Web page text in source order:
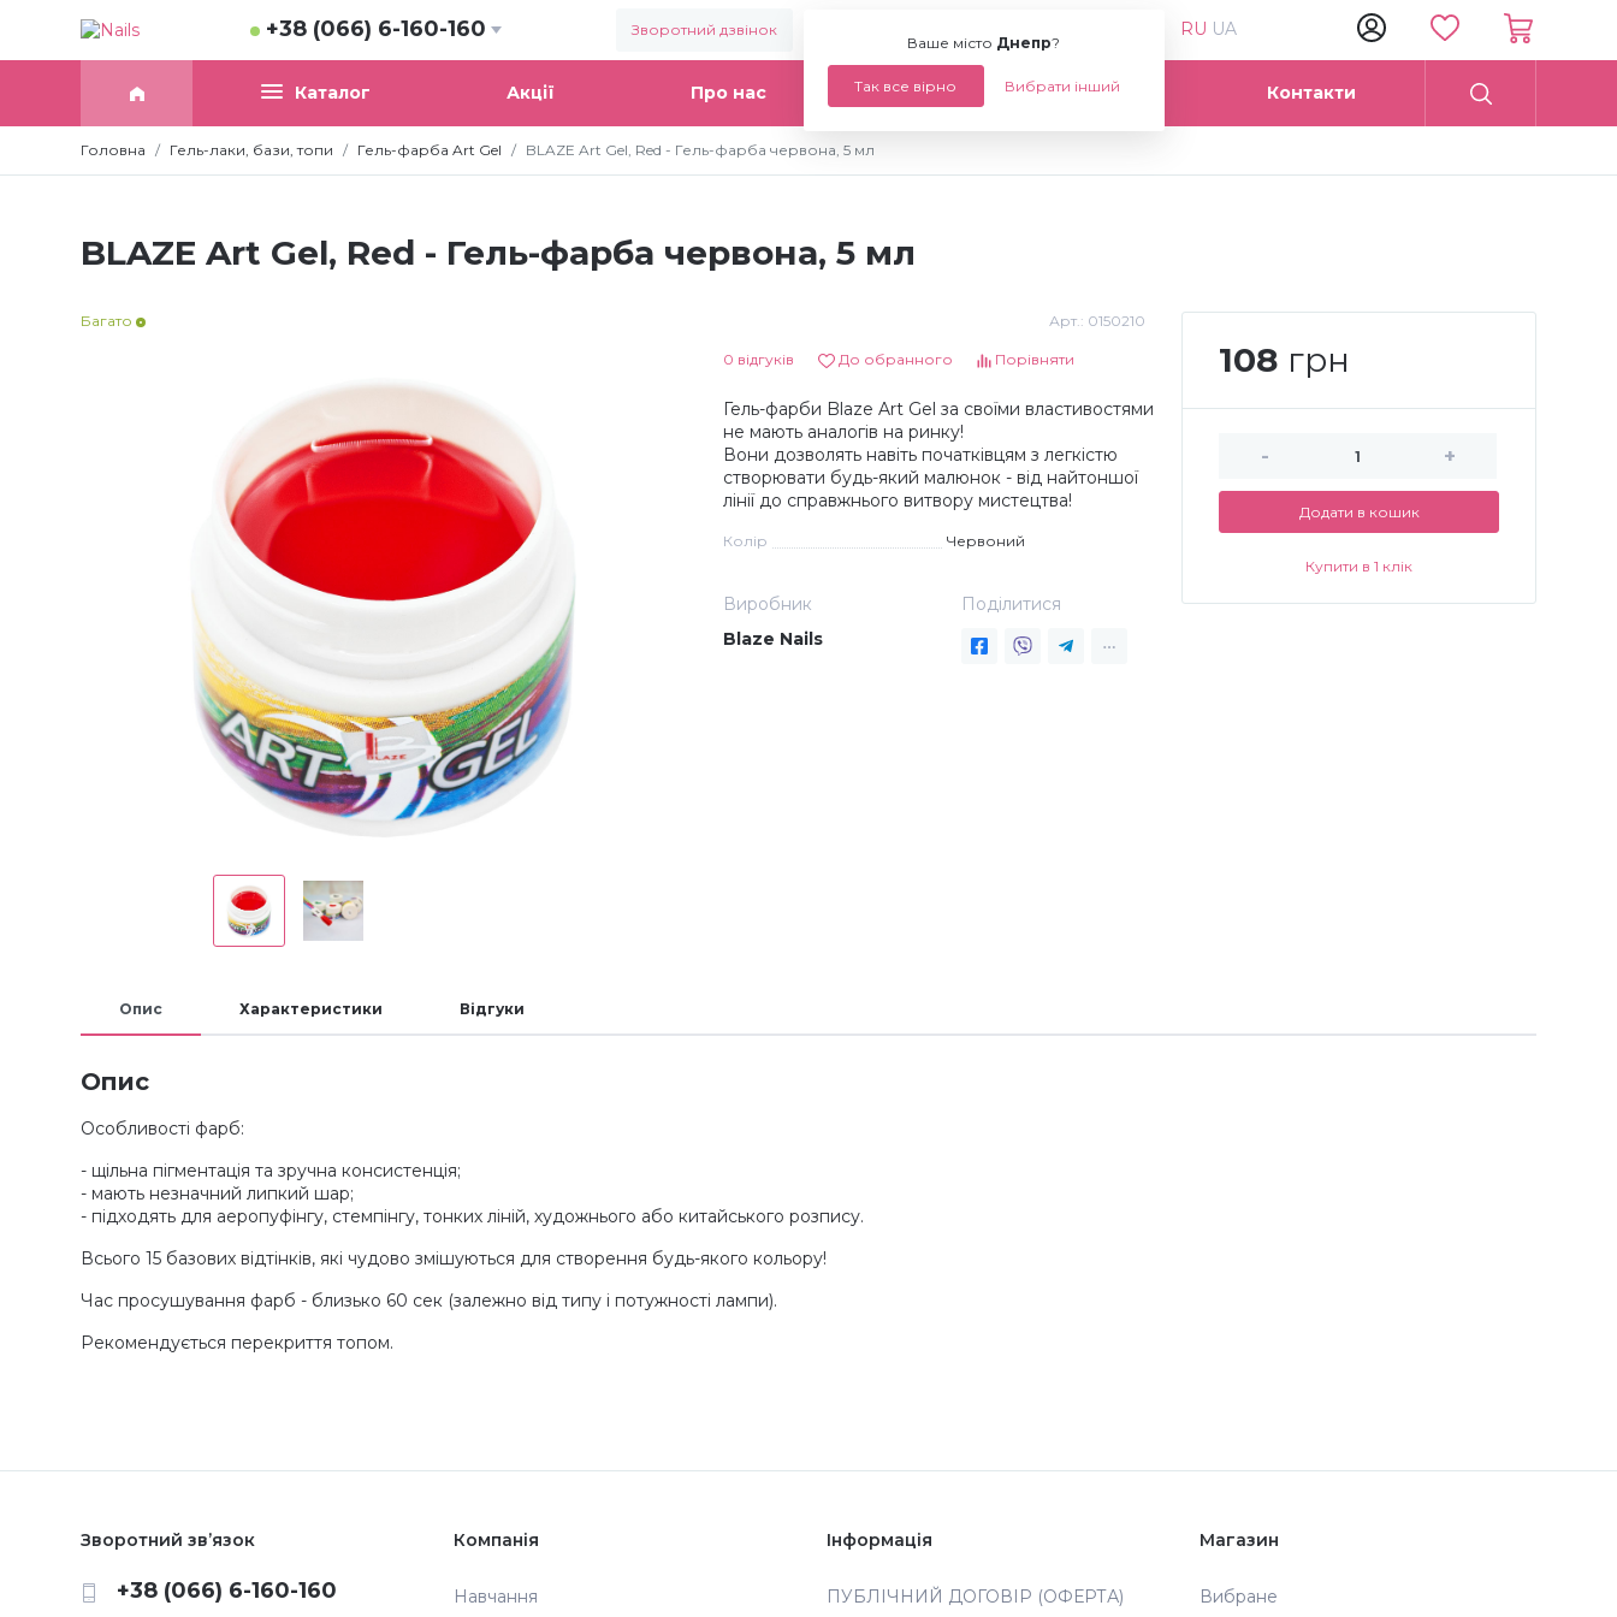
+38 (066) 6-160-160 Зворотний дзвінок
Ваше місто Днепр?
Так все вірно Вибрати інший
RU UA
Каталог Акції Про нас Статті Опт Контакти
Головна Гель-лаки, бази, топи Гель-фарба Art Gel BLAZE Art Gel, Red - Гель-фарба червона, 5 мл
BLAZE Art Gel, Red - Гель-фарба червона, 5 мл
Багато Арт.: 0150210
0 відгуків До обранного Порівняти
Гель-фарби Blaze Art Gel за своїми властивостями
не мають аналогів на ринку!
Вони дозволять навіть початківцям з легкістю
створювати будь-який малюнок - від найтоншої
лінії до справжнього витвору мистецтва!
Колір Червоний
Виробник
Blaze Nails
Поділитися
108 грн
- +
Додати в кошик
Купити в 1 клік
Опис Характеристики Відгуки
Опис
Особливості фарб:
- щільна пігментація та зручна консистенція;
- мають незначний липкий шар;
- підходять для аеропуфінгу, стемпінгу, тонких ліній, художнього або китайського розпису.
Всього 15 базових відтінків, які чудово змішуються для створення будь-якого кольору!
Час просушування фарб - близько 60 сек (залежно від типу і потужності лампи).
Рекомендується перекриття топом.
Зворотний зв’язок
+38 (066) 6-160-160
Компанія
Навчання
Інформація
ПУБЛІЧНИЙ ДОГОВІР (ОФЕРТА)
Магазин
Вибране